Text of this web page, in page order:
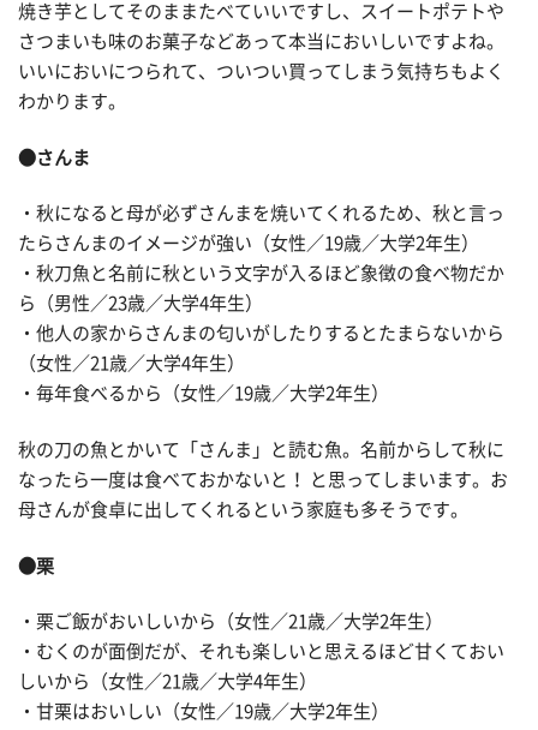
焼き芋としてそのままたべていいですし、スイートポテトや
さつまいも味のお菓子などあって本当においしいですよね。
いいにおいにつられて、ついつい買ってしまう気持ちもよく
わかります。
●さんま
・秋になると母が必ずさんまを焼いてくれるため、秋と言っ
たらさんまのイメージが強い（女性／19歳／大学2年生）
・秋刀魚と名前に秋という文字が入るほど象徴の食べ物だか
ら（男性／23歳／大学4年生）
・他人の家からさんまの匂いがしたりするとたまらないから
（女性／21歳／大学4年生）
・毎年食べるから（女性／19歳／大学2年生）
秋の刀の魚とかいて「さんま」と読む魚。名前からして秋に
なったら一度は食べておかないと！ と思ってしまいます。お
母さんが食卓に出してくれるという家庭も多そうです。
●栗
・栗ご飯がおいしいから（女性／21歳／大学2年生）
・むくのが面倒だが、それも楽しいと思えるほど甘くておい
しいから（女性／21歳／大学4年生）
・甘栗はおいしい（女性／19歳／大学2年生）